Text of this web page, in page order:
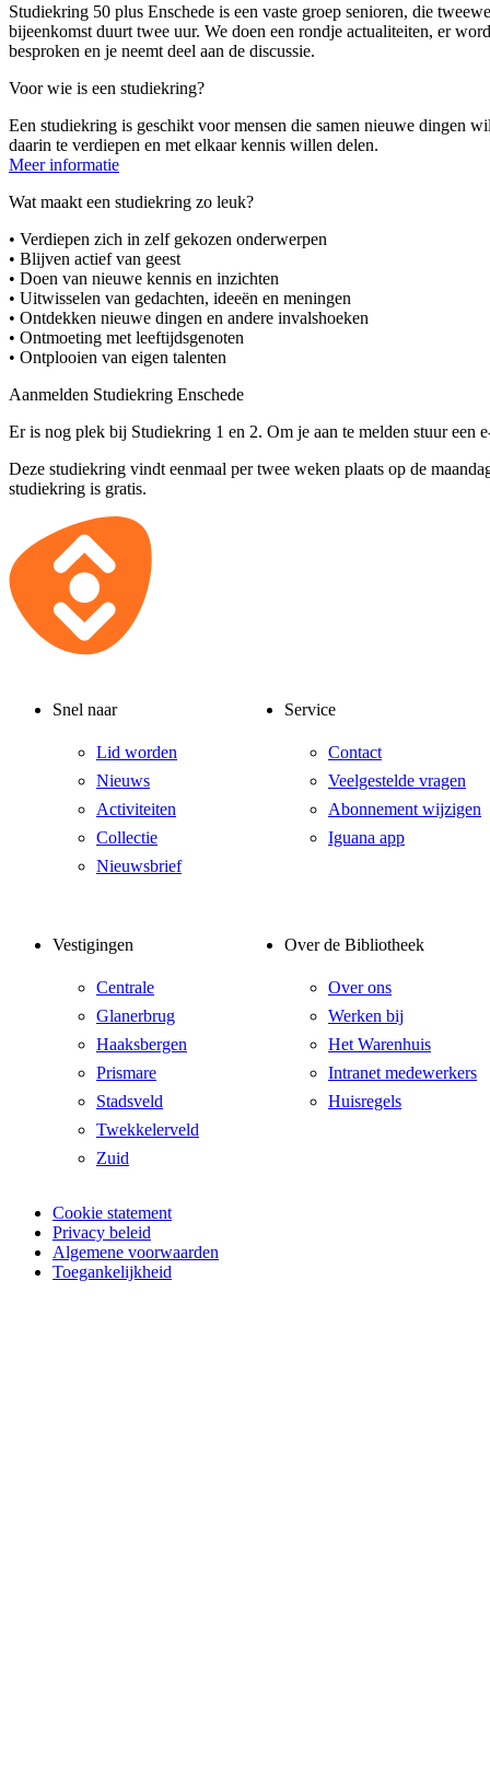
Studiekring 50 plus Enschede is een vaste groep senioren, die
bijeenkomst duurt twee uur. We doen een rondje actualiteiten, er
besproken en je neemt deel aan de discussie.
Voor wie is een studiekring?
Een studiekring is geschikt voor mensen die samen nieuwe dingen
daarin te verdiepen en met elkaar kennis willen delen.
Meer informatie
Wat maakt een studiekring zo leuk?
• Verdiepen zich in zelf gekozen onderwerpen
• Blijven actief van geest
• Doen van nieuwe kennis en inzichten
• Uitwisselen van gedachten, ideeën en meningen
• Ontdekken nieuwe dingen en andere invalshoeken
• Ontmoeting met leeftijdsgenoten
• Ontplooien van eigen talenten
Aanmelden Studiekring Enschede
Er is nog plek bij Studiekring 1 en 2. Om je aan te melden stuur een
Deze studiekring vindt eenmaal per twee weken plaats op de
studiekring is gratis.
Snel naar
Lid worden
Nieuws
Activiteiten
Collectie
Nieuwsbrief
Service
Contact
Veelgestelde vragen
Abonnement wijzigen
Iguana app
Vestigingen
Centrale
Glanerbrug
Haaksbergen
Prismare
Stadsveld
Twekkelerveld
Zuid
Over de Bibliotheek
Over ons
Werken bij
Het Warenhuis
Intranet medewerkers
Huisregels
Cookie statement
Privacy beleid
Algemene voorwaarden
Toegankelijkheid